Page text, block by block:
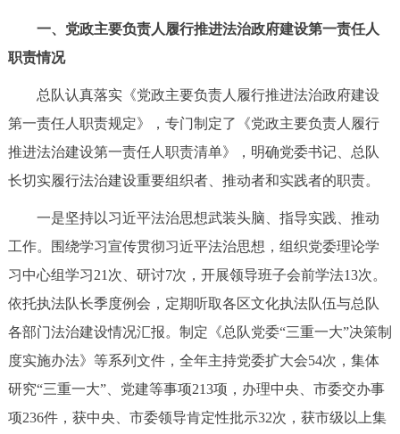
中介服务 阳光政务
12345网上接诉即办 我要咨询 我要建议
参与调查 在线访谈 图说互动
走进北京
北京概况 十六区概览 人文北京
绿色北京 图说北京 视频北京
多语种
一、党政主要负责人履行推进法治政府建设第一责任人
职责情况
总队认真落实《党政主要负责人履行推进法治政府建设
第一责任人职责规定》，专门制定了《党政主要负责人履行
推进法治建设第一责任人职责清单》，明确党委书记、总队
长切实履行法治建设重要组织者、推动者和实践者的职责。
一是坚持以习近平法治思想武装头脑、指导实践、推动
工作。围绕学习宣传贯彻习近平法治思想，组织党委理论学
习中心组学习21次、研讨7次，开展领导班子会前学法13次。
依托执法队长季度例会，定期听取各区文化执法队伍与总队
各部门法治建设情况汇报。制定《总队党委“三重一大”决策制
度实施办法》等系列文件，全年主持党委扩大会54次，集体
研究“三重一大”、党建等事项213项，办理中央、市委交办事
项236件，获中央、市委领导肯定性批示32次，获市级以上集